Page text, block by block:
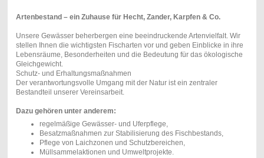
Artenbestand – ein Zuhause für Hecht, Zander, Karpfen & Co.
Unsere Gewässer beherbergen eine beeindruckende Artenvielfalt. Wir
stellen Ihnen die wichtigsten Fischarten vor und geben Einblicke in ihre
Lebensräume, Besonderheiten und die Bedeutung für das ökologische
Gleichgewicht.
Schutz- und Erhaltungsmaßnahmen
Der verantwortungsvolle Umgang mit der Natur ist ein zentraler
Bestandteil unserer Vereinsarbeit.
Dazu gehören unter anderem:
regelmäßige Gewässer- und Uferpflege,
Besatzmaßnahmen zur Stabilisierung des Fischbestands,
Pflege von Laichzonen und Schutzbereichen,
Müllsammelaktionen und Umweltprojekte.